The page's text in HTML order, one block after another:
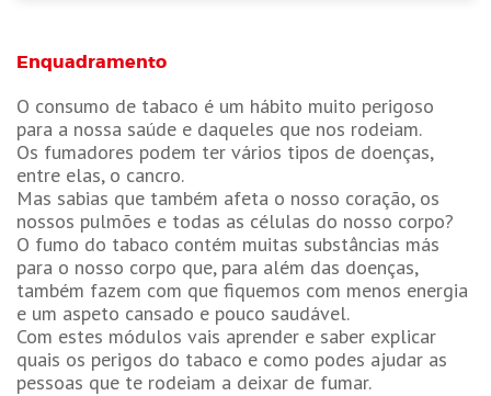
Enquadramento
O consumo de tabaco é um hábito muito perigoso
para a nossa saúde e daqueles que nos rodeiam.
Os fumadores podem ter vários tipos de doenças,
entre elas, o cancro.
​Mas sabias que também afeta o nosso coração, os
nossos pulmões e todas as células do nosso corpo?
O fumo do tabaco contém muitas substâncias más
para o nosso corpo que, para além das doenças,
também fazem com que fiquemos com menos energia
e um aspeto cansado e pouco saudável.
Com estes módulos vais aprender e saber explicar
quais os perigos do tabaco e como podes ajudar as
pessoas que te rodeiam a deixar de fumar.